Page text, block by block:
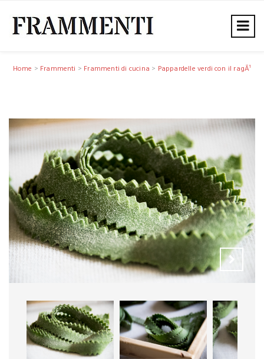
Home > Frammenti > Frammenti di cucina > Pappardelle verdi con il ragÃ¹